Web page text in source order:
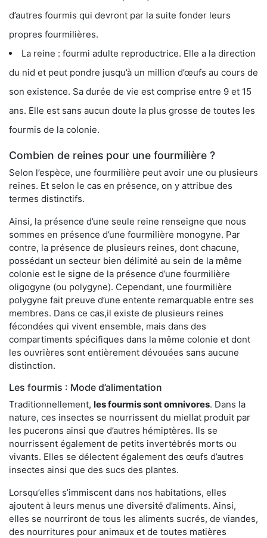
d’autres fourmis qui devront par la suite fonder leurs
propres fourmilières.
La reine : fourmi adulte reproductrice. Elle a la direction
du nid et peut pondre jusqu’à un million d’œufs au cours de
son existence. Sa durée de vie est comprise entre 9 et 15
ans. Elle est sans aucun doute la plus grosse de toutes les
fourmis de la colonie.
Combien de reines pour une fourmilière ?
Selon l’espèce, une fourmilière peut avoir une ou plusieurs
reines. Et selon le cas en présence, on y attribue des
termes distinctifs.
Ainsi, la présence d’une seule reine renseigne que nous
sommes en présence d’une fourmilière monogyne. Par
contre, la présence de plusieurs reines, dont chacune,
possédant un secteur bien délimité au sein de la même
colonie est le signe de la présence d’une fourmilière
oligogyne (ou polygyne). Cependant, une fourmilière
polygyne fait preuve d’une entente remarquable entre ses
membres. Dans ce cas,il existe de plusieurs reines
fécondées qui vivent ensemble, mais dans des
compartiments spécifiques dans la même colonie et dont
les ouvrières sont entièrement dévouées sans aucune
distinction.
Les fourmis : Mode d’alimentation
Traditionnellement, les fourmis sont omnivores. Dans la
nature, ces insectes se nourrissent du miellat produit par
les pucerons ainsi que d’autres hémiptères. Ils se
nourrissent également de petits invertébrés morts ou
vivants. Elles se délectent également des œufs d’autres
insectes ainsi que des sucs des plantes.
Lorsqu’elles s’immiscent dans nos habitations, elles
ajoutent à leurs menus une diversité d’aliments. Ainsi,
elles se nourriront de tous les aliments sucrés, de viandes,
des nourritures pour animaux et de toutes matières